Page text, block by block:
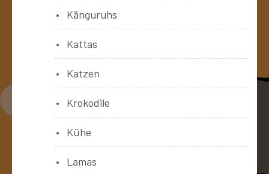
Känguruhs
Kattas
Katzen
Krokodile
Kühe
Lamas